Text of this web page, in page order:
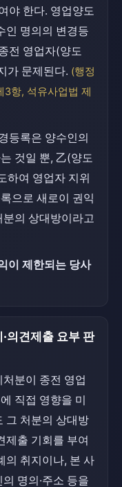
야 한다. 영업양도
인 명의의 변경등
전 영업자(양도
가 문제된다. (행정
3항, 석유사업법 제
등록은 양수인의
것일 뿐, 乙(양도
하여 영업자 지위
으로 새로이 권익
의 상대방이라고
이 제한되는 당사
의견제출 요부 판
분이 종전 영업
직접 영향을 미
그 처분의 상대방
제출 기회를 부여
의 취지이나, 본 사
명의·주소 등을